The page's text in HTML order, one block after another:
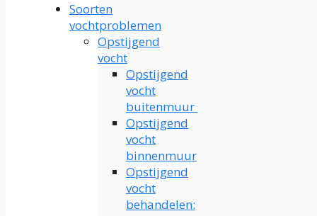
Soorten
vochtproblemen
Opstijgend
vocht
Opstijgend
vocht
buitenmuur
Opstijgend
vocht
binnenmuur
Opstijgend
vocht
behandelen: